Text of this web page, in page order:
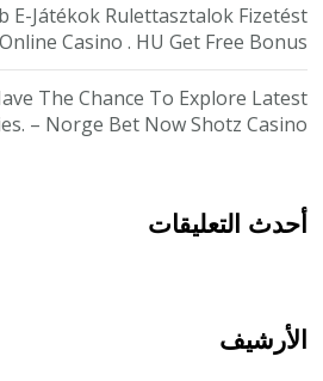
E-Játékok Rulettasztalok Fizetést
Casino . HU Get Free Bonus
The Chance To Explore Latest
– Norge Bet Now Shotz Casino
أحدث التعليقات
الأرشيف